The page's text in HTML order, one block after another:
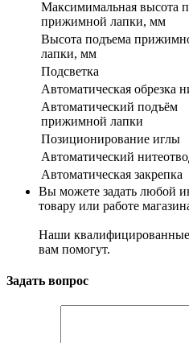
Максимимальная высота
прижимной лапки, мм
Высота подъема
лапки, мм
Подсветка
Автоматическая обрезка
Автоматический подъём
прижимной лапки
Позиционирование иглы
Автоматический
Автоматическая закрепка
Вы можете задать любой
товару или работе
Наши квалифицированные
вам помогут.
Задать вопрос